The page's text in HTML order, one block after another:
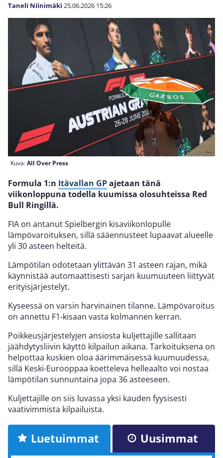
Taneli Niinimäki 25.06.2026 15:26
Kuva:All Over Press
Formula 1:n Itävallan GPajetaan tänä
viikonloppuna todella kuumissa olosuhteissa Red
Bull Ringillä.
FIA on antanut Spielbergin kisaviikonlopulle
lämpövaroituksen, sillä sääennusteet lupaavat alueelle
yli 30 asteen helteitä.
Lämpötilan odotetaan ylittävän 31 asteen rajan, mikä
käynnistää automaattisesti sarjan kuumuuteen liittyvät
erityisjärjestelyt.
Kyseessä on varsin harvinainen tilanne. Lämpövaroitus
on annettu F1-kisaan vasta kolmannen kerran.
Poikkeusjärjestelyjen ansiosta kuljettajille sallitaan
jäähdytysliivin käyttö kilpailun aikana. Tarkoituksena on
helpottaa kuskien oloa äärimmäisessä kuumuudessa,
sillä Keski-Eurooppaa koetteleva helleaalto voi nostaa
lämpötilan sunnuntaina jopa 36 asteeseen.
Kuljettajille on siis luvassa yksi kauden fyysisesti
vaativimmista kilpailuista.
Luetuimmat Uusimmat